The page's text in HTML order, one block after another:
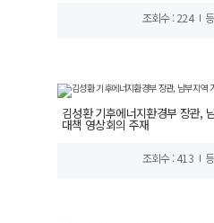
조회수 : 224
김성환 기후에너지환경부 장관,
대책 영상회의 주재
조회수 : 413